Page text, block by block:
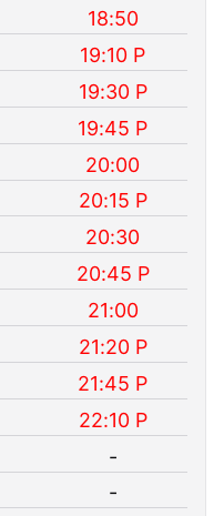
18:50
19:10 P
19:30 P
19:45 P
20:00
20:15 P
20:30
20:45 P
21:00
21:20 P
21:45 P
22:10 P
-
-